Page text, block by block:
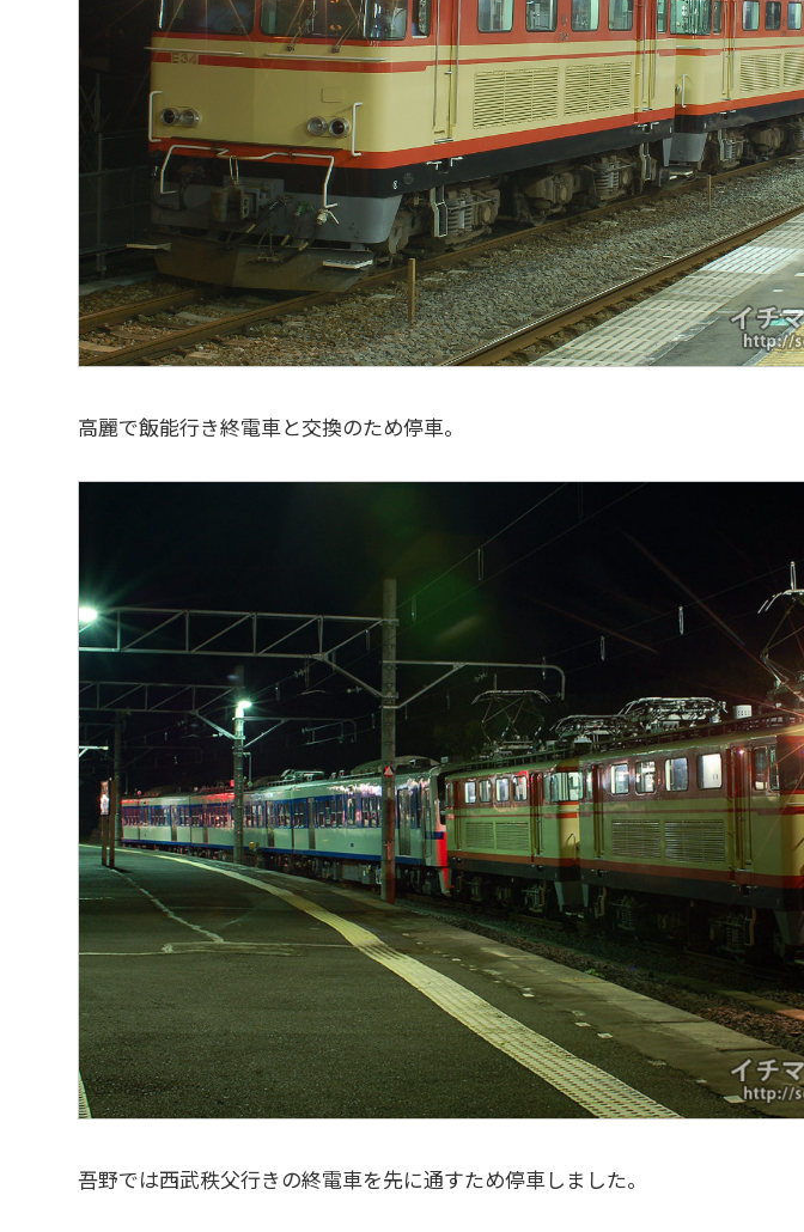
高麗で飯能行き終電車と交換のため停車。
吾野では西武秩父行きの終電車を先に通すため停車しました。